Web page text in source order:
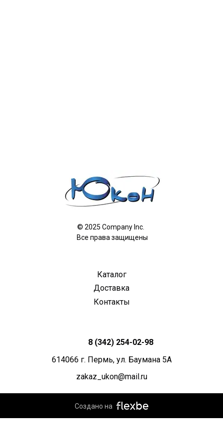
© 2025 Company Inc.
Все права защищены
Каталог
Доставка
Контакты
8 (342) 254-02-98
614066 г. Пермь, ул. Баумана 5А
zakaz_ukon@mail.ru
Создано на